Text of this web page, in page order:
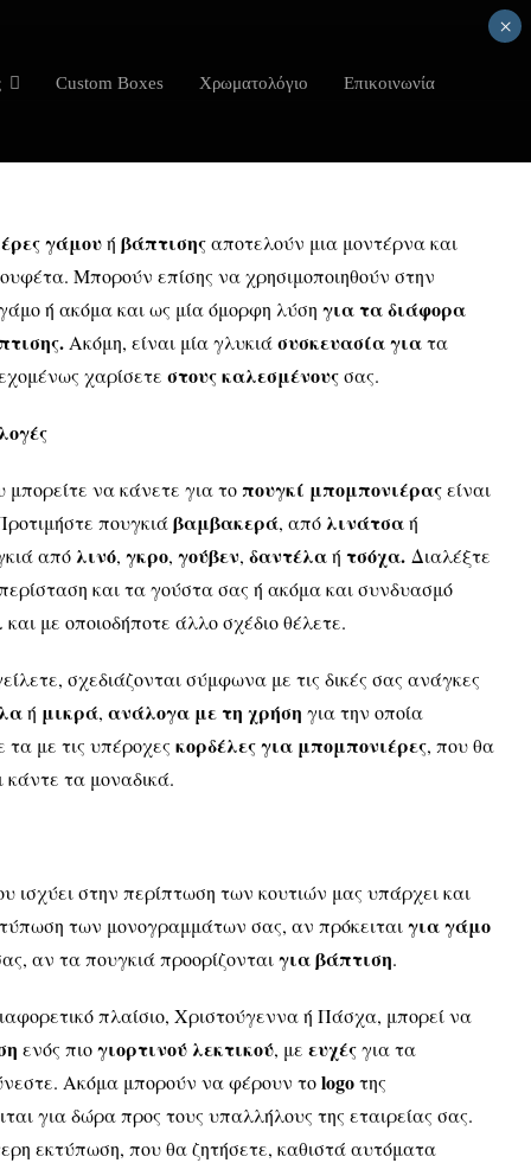
Custom Boxes Χρωματολόγιο Επικοινωνία
γάμουή βάπτισηςαποτελούν μια μοντέρνα και
Μπορούν επίσης να χρησιμοποιηθούν στην
ή ακόμα και ως μία όμορφη λύση για τα διάφορα
Ακόμη, είναι μία γλυκιάσυσκευασία γιατα
χαρίσετε στους καλεσμένουςσας.
να κάνετε για τοπουγκί μπομπονιέραςείναι
πουγκιάβαμβακερά, από λινάτσαή
από λινό, γκρο, γούβεν, δαντέλαή τσόχα. Διαλέξτε
και τα γούστα σας ή ακόμα και συνδυασμό
και με οποιοδήποτε άλλο σχέδιο θέλετε.
σχεδιάζονται σύμφωνα με τις δικές σας ανάγκες
ή μικρά, ανάλογα με τη χρήση για την οποία
με τις υπέροχες κορδέλες για μπομπονιέρες, που θα
κάντε τα μοναδικά.
ισχύει στην περίπτωση των κουτιών μας υπάρχει και
των μονογραμμάτων σας, αν πρόκειταιγια γάμο
αν τα πουγκιά προορίζονταιγια βάπτιση.
πλαίσιο, Χριστούγεννα ή Πάσχα, μπορεί να
ενός πιογιορτινού λεκτικού, με ευχέςγια τα
Ακόμα μπορούν να φέρουν τοlogoτης
για δώρα προς τους υπαλλήλους της εταιρείας σας.
εκτύπωση, που θα ζητήσετε, καθιστά αυτόματα
×